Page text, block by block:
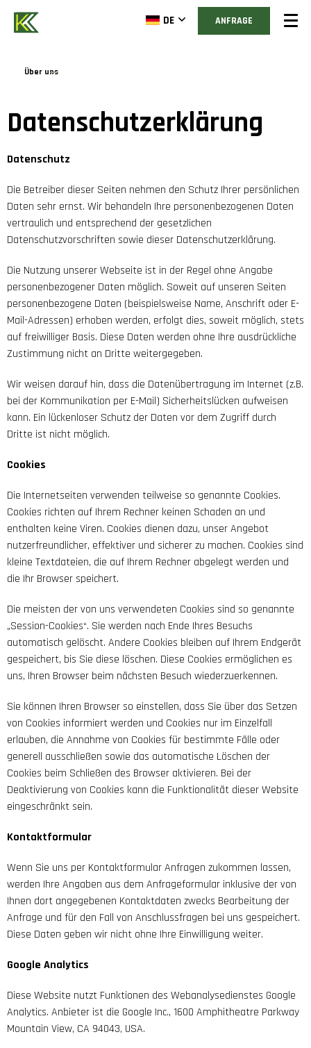
DE ANFRAGE
Über uns
Datenschutzerklärung
Datenschutz
Die Betreiber dieser Seiten nehmen den Schutz Ihrer persönlichen
Daten sehr ernst. Wir behandeln Ihre personenbezogenen Daten
vertraulich und entsprechend der gesetzlichen
Datenschutzvorschriften sowie dieser Datenschutzerklärung.
Die Nutzung unserer Webseite ist in der Regel ohne Angabe
personenbezogener Daten möglich. Soweit auf unseren Seiten
personenbezogene Daten (beispielsweise Name, Anschrift oder E-
Mail-Adressen) erhoben werden, erfolgt dies, soweit möglich, stets
auf freiwilliger Basis. Diese Daten werden ohne Ihre ausdrückliche
Zustimmung nicht an Dritte weitergegeben.
Wir weisen darauf hin, dass die Datenübertragung im Internet (z.B.
bei der Kommunikation per E-Mail) Sicherheitslücken aufweisen
kann. Ein lückenloser Schutz der Daten vor dem Zugriff durch
Dritte ist nicht möglich.
Cookies
Die Internetseiten verwenden teilweise so genannte Cookies.
Cookies richten auf Ihrem Rechner keinen Schaden an und
enthalten keine Viren. Cookies dienen dazu, unser Angebot
nutzerfreundlicher, effektiver und sicherer zu machen. Cookies sind
kleine Textdateien, die auf Ihrem Rechner abgelegt werden und
die Ihr Browser speichert.
Die meisten der von uns verwendeten Cookies sind so genannte
„Session-Cookies“. Sie werden nach Ende Ihres Besuchs
automatisch gelöscht. Andere Cookies bleiben auf Ihrem Endgerät
gespeichert, bis Sie diese löschen. Diese Cookies ermöglichen es
uns, Ihren Browser beim nächsten Besuch wiederzuerkennen.
Sie können Ihren Browser so einstellen, dass Sie über das Setzen
von Cookies informiert werden und Cookies nur im Einzelfall
erlauben, die Annahme von Cookies für bestimmte Fälle oder
generell ausschließen sowie das automatische Löschen der
Cookies beim Schließen des Browser aktivieren. Bei der
Deaktivierung von Cookies kann die Funktionalität dieser Website
eingeschränkt sein.
Kontaktformular
Wenn Sie uns per Kontaktformular Anfragen zukommen lassen,
werden Ihre Angaben aus dem Anfrageformular inklusive der von
Ihnen dort angegebenen Kontaktdaten zwecks Bearbeitung der
Anfrage und für den Fall von Anschlussfragen bei uns gespeichert.
Diese Daten geben wir nicht ohne Ihre Einwilligung weiter.
Google Analytics
Diese Website nutzt Funktionen des Webanalysedienstes Google
Analytics. Anbieter ist die Google Inc., 1600 Amphitheatre Parkway
Mountain View, CA 94043, USA.